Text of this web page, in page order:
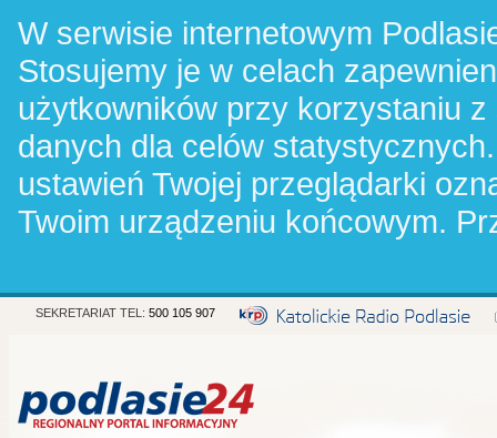
W serwisie internetowym
Stosujemy je w celach
użytkowników przy korzystaniu
danych dla celów
ustawień Twojej przeglądarki
Twoim urządzeniu końcowym.
SEKRETARIAT TEL: 500 105 907